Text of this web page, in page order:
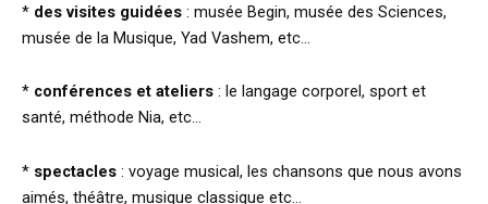
* des visites guidées : musée Begin, musée des Sciences,
musée de la Musique, Yad Vashem, etc…
* conférences et ateliers : le langage corporel, sport et
santé, méthode Nia, etc…
* spectacles : voyage musical, les chansons que nous avons
aimés, théâtre, musique classique etc…